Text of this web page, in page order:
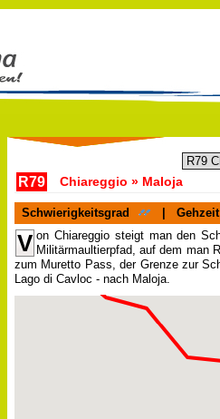
R79 Chiareggio » Maloja
Schwierigkeitsgrad Gehzeit
V on Chiareggio steigt man den
Militärmaultierpfad, auf dem man
zum Muretto Pass, der Grenze zur
Lago di Cavloc - nach Maloja.